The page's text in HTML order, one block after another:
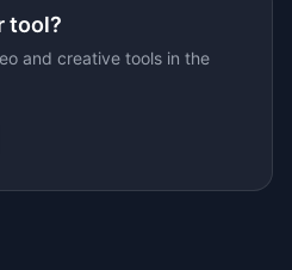
tool?
and creative tools in the